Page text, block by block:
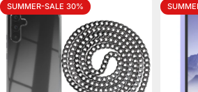
SUMMER-SALE 30%